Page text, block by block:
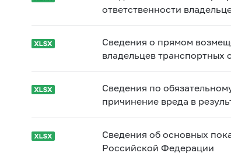
ответственности
Сведения о прямом
владельцев транспортных
Сведения по
причинение вреда в
Сведения об основных
Российской Федерации